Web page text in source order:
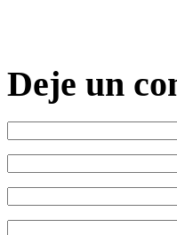
Deje un